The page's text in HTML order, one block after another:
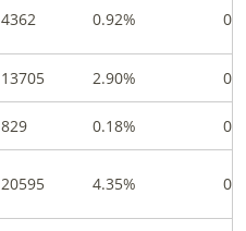
4362 0.92% 0
13705 2.90% 0
829 0.18% 0
20595 4.35% 0